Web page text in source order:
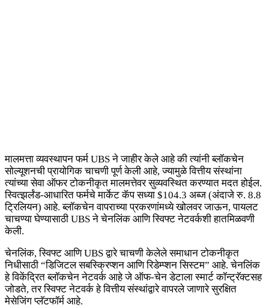
मालमत्ता व्यवस्थापन फर्म UBS ने जाहीर केले आहे की त्यांनी ब्लॉकचेन
सोल्यूशनची प्रायोगिक चाचणी पूर्ण केली आहे, ज्यामुळे वित्तीय संस्थांना
त्यांच्या सेवा ऑफर टोकनीकृत मालमत्तेवर सुव्यवस्थित करण्यात मदत होईल.
स्वित्झर्लंड-आधारित फर्मचे मार्केट कॅप सध्या $104.3 अब्ज (अंदाजे रु. 8.8
ट्रिलियन) आहे. ब्लॉकचेन वापराच्या प्रकरणांमध्ये खोलवर जाऊन, पायलट
चाचण्या घेण्यासाठी UBS ने चेनलिंक आणि स्विफ्ट नेटवर्कशी हातमिळवणी
केली.
चेनलिंक, स्विफ्ट आणि UBS द्वारे चाचणी केलेले समाधान टोकनीकृत
निधीसाठी “डिजिटल सबस्क्रिप्शन आणि रिडेम्प्शन सिस्टम” आहे. चेनलिंक
हे विकेंद्रित ब्लॉकचेन नेटवर्क आहे जे ऑफ-चेन डेटाला स्मार्ट कॉन्ट्रॅक्टसह
जोडते, तर स्विफ्ट नेटवर्क हे वित्तीय संस्थांद्वारे वापरले जाणारे सुरक्षित
मेसेजिंग प्लॅटफॉर्म आहे.